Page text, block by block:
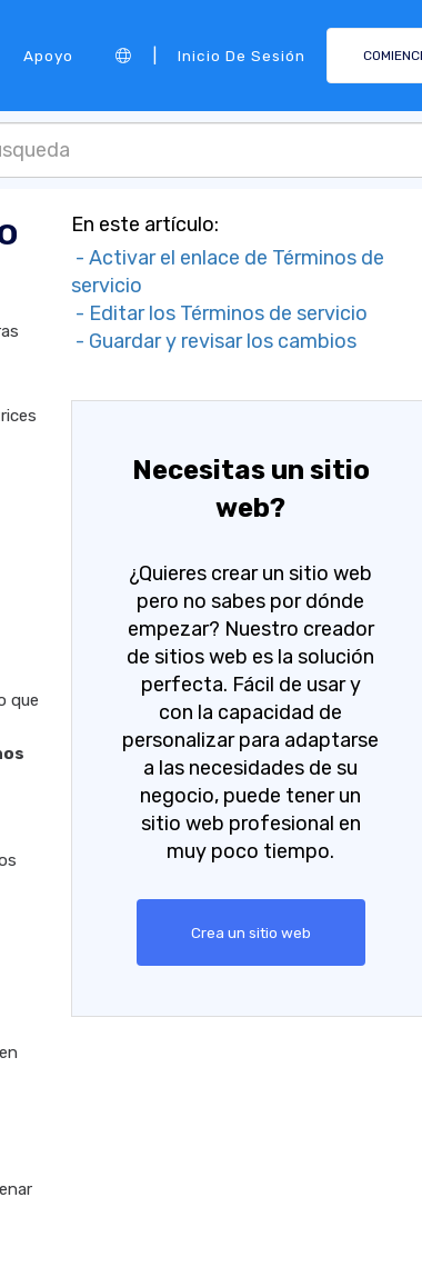
Apoyo Inicio De Sesión
que
En este artículo:
- Activar el enlace de Términos de
servicio
- Editar los Términos de servicio
- Guardar y revisar los cambios
Necesitas un sitio
web?
¿Quieres crear un sitio web
pero no sabes por dónde
empezar? Nuestro creador
de sitios web es la solución
perfecta. Fácil de usar y
con la capacidad de
personalizar para adaptarse
a las necesidades de su
negocio, puede tener un
sitio web profesional en
muy poco tiempo.
Crea un sitio web